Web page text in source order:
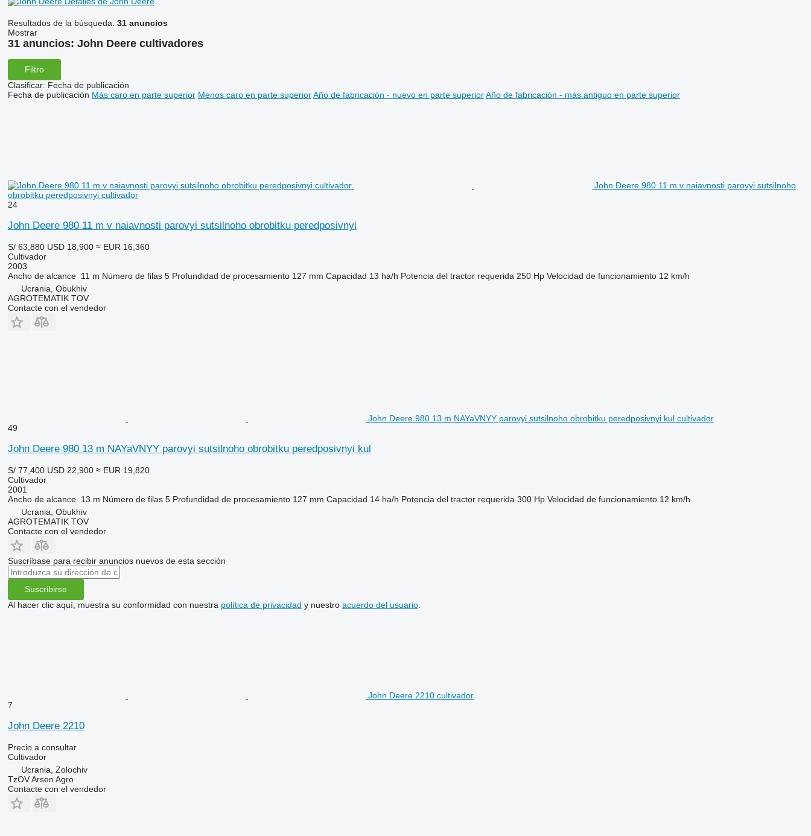
Resultados de la búsqueda: 31 anuncios
Mostrar
31 anuncios: John Deere cultivadores
Filtro
Clasificar: Fecha de publicación
Fecha de publicación Más caro en parte superior Menos caro en parte superior Año de fabricación - nuevo en parte superior Año de fabricación - más antiguo en parte superior
John Deere 980 11 m v naiavnosti parovyi sutsilnoho
obrobitku peredposivnyi cultivador
24
John Deere 980 11 m v naiavnosti parovyi sutsilnoho obrobitku peredposivnyi
S/ 63,880 USD 18,900 ≈ EUR 16,360
Cultivador
2003
Ancho de alcance 11 m Número de filas 5 Profundidad de procesamiento 127 mm Capacidad 13 ha/h Potencia del tractor requerida 250 Hp Velocidad de funcionamiento 12 km/h
Ucrania, Obukhiv
AGROTEMATIK TOV
Contacte con el vendedor
John Deere 980 13 m NAYaVNYY parovyi sutsilnoho obrobitku peredposivnyi kul cultivador
49
John Deere 980 13 m NAYaVNYY parovyi sutsilnoho obrobitku peredposivnyi kul
S/ 77,400 USD 22,900 ≈ EUR 19,820
Cultivador
2001
Ancho de alcance 13 m Número de filas 5 Profundidad de procesamiento 127 mm Capacidad 14 ha/h Potencia del tractor requerida 300 Hp Velocidad de funcionamiento 12 km/h
Ucrania, Obukhiv
AGROTEMATIK TOV
Contacte con el vendedor
Suscríbase para recibir anuncios nuevos de esta sección
Suscribirse
Al hacer clic aquí, muestra su conformidad con nuestra política de privacidad y nuestro acuerdo del usuario.
John Deere 2210 cultivador
7
John Deere 2210
Precio a consultar
Cultivador
Ucrania, Zolochiv
TzOV Arsen Agro
Contacte con el vendedor